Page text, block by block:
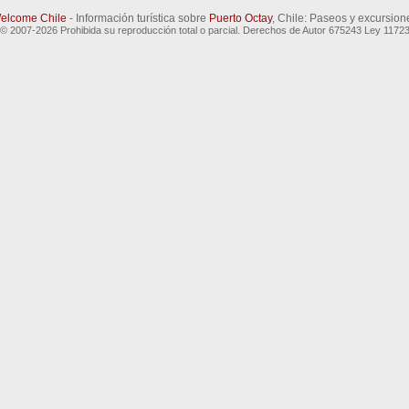
Chile - Información turística sobre Puerto Octay, Chile: Paseos y
© 2007-2026 Prohibida su reproducción total o parcial. Derechos de Autor 675243 Ley 11723